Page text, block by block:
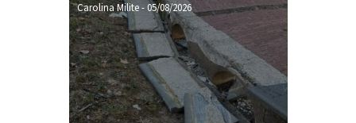
Carolina Milite- 05/08/2026